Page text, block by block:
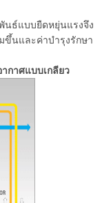
นธ์แบบยืดหยุ่นแรงจึง
ขึ้นและค่าบำรุงรักษา
กาศแบบเกลียว